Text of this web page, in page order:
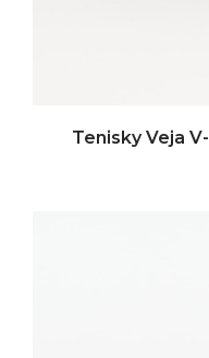
Tenisky Veja